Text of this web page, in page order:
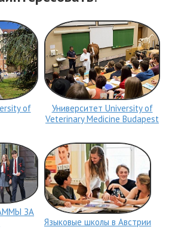
of
Университет University of
Veterinary Medicine Budapest
ЗА
Языковые школы в Австрии